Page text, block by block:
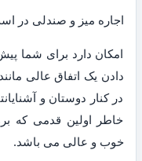
اجاره میز و صندلی در
امکان دارد برای شما
دادن یک اتفاق عالی
در کنار دوستان و
خاطر اولین قدمی که
خوب و عالی می باشد.